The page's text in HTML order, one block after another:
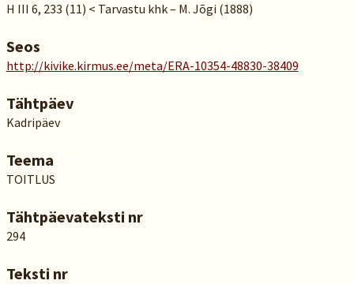
H III 6, 233 (11) < Tarvastu khk – M. Jõgi (1888)
Seos
http://kivike.kirmus.ee/meta/ERA-10354-48830-38409
Tähtpäev
Kadripäev
Teema
TOITLUS
Tähtpäevateksti nr
294
Teksti nr